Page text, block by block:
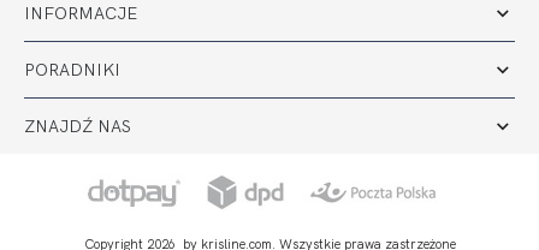
INFORMACJE
PORADNIKI
ZNAJDŹ NAS
Copyright 2026 by krisline.com. Wszystkie prawa zastrzeżone